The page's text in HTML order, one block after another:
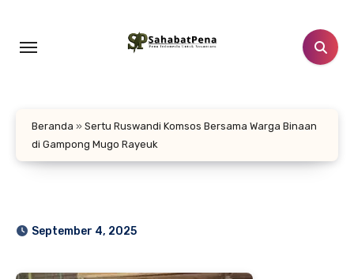
konten
Beranda » Sertu Ruswandi Komsos Bersama Warga Binaan
di Gampong Mugo Rayeuk
September 4, 2025